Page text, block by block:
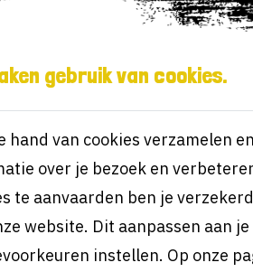
SPICY
Jalapeño Peper
Saus Met BBQ Saus
gebruik van cookies.
hand van cookies verzamelen
over je bezoek en
te aanvaarden ben je
website. Dit aanpassen aan
instellen. Op onze